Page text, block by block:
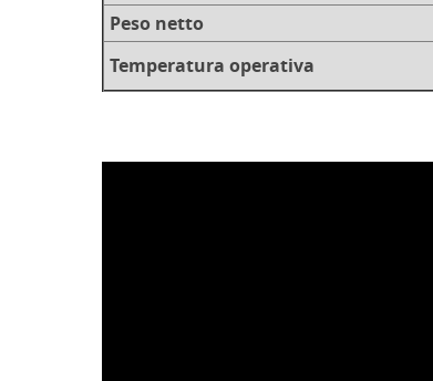
Peso netto
Temperatura operativa